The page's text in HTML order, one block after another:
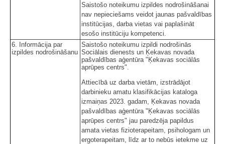
Saistošo noteikumu izpildes nodrošināšanai
nav nepieciešams veidot jaunas pašvaldības
institūcijas, darba vietas vai paplašināt
esošo institūciju kompetenci.
6. Informācija par
izpildes nodrošināšanu
Saistošo noteikumu izpildi nodrošinās
Sociālais dienests un Ķekavas novada
pašvaldības aģentūra "Ķekavas sociālās
aprūpes centrs".
Attiecībā uz darba vietām, izstrādājot
darbinieku amatu klasifikācijas kataloga
izmaiņas 2023. gadam, Ķekavas novada
pašvaldības aģentūra "Ķekavas sociālās
aprūpes centrs" jau paredzēja papildus
amata vietas fizioterapeitam, psihologam un
ergoterapeitam, līdz ar to nebūs ietekme uz